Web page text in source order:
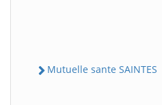
Mutuelle sante SAINTES